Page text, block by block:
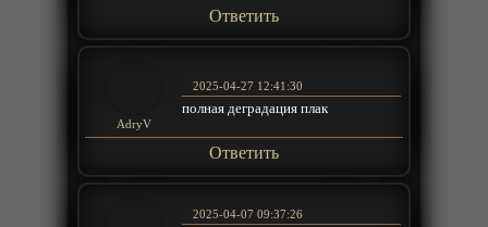
Ответить
AdryV
2025-04-27 12:41:30
полная деградация плак
Ответить
2025-04-07 09:37:26